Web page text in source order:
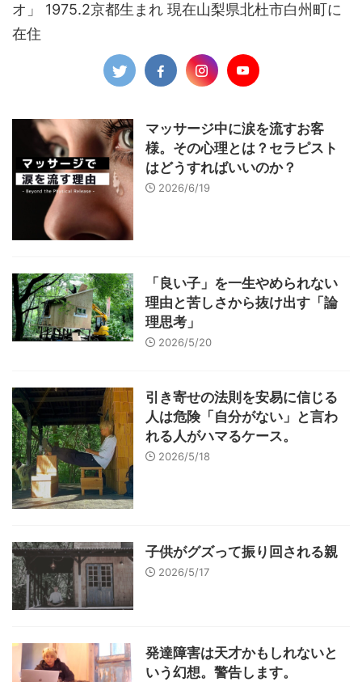
オ」 1975.2京都生まれ 現在山梨県北杜市白州町に
在住
マッサージ中に涙を流すお客
様。その心理とは？セラピスト
はどうすればいいのか？
2026/6/19
「良い子」を一生やめられない
理由と苦しさから抜け出す「論
理思考」
2026/5/20
引き寄せの法則を安易に信じる
人は危険「自分がない」と言わ
れる人がハマるケース。
2026/5/18
子供がグズって振り回される親
2026/5/17
発達障害は天才かもしれないと
いう幻想。警告します。